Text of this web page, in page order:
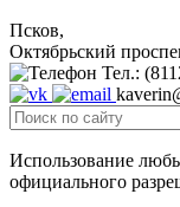
Псков,
Октябрьский
Тел.:
Использование
официального